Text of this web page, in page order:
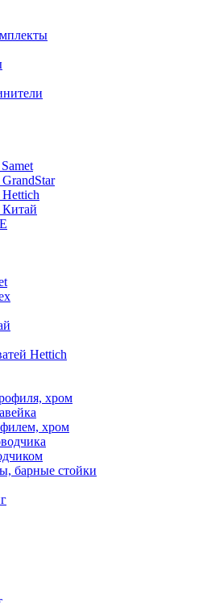
Hettich
хром
хром
барные стойки